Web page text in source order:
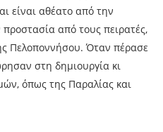
είναι αθέατο από την
από τους πειρατές,
Πελοποννήσου. Όταν πέρασε
στη δημιουργία κι
όπως της Παραλίας και